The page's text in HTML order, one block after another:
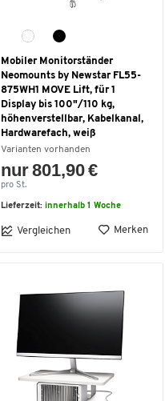
Mobiler Monitorständer
Neomounts by Newstar FL55-
875WH1 MOVE Lift, für 1
Display bis 100"/110 kg,
höhenverstellbar, Kabelkanal,
Hardwarefach, weiß
Varianten vorhanden
nur 801,90 €
pro St.
Lieferzeit: innerhalb 1 Woche
Vergleichen Merken